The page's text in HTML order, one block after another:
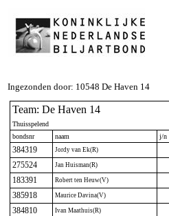
Ingezonden door: 10548 De Haven 14
Team: De Haven 14
Thuisspelend
bondsnr
naam j/n
384319 Jordy van Ek(R)
275524 Jan Huisman(R)
183391 Robert ten Heuw(V)
385918 Maurice Davina(V)
384810 Ivan Maathuis(R)